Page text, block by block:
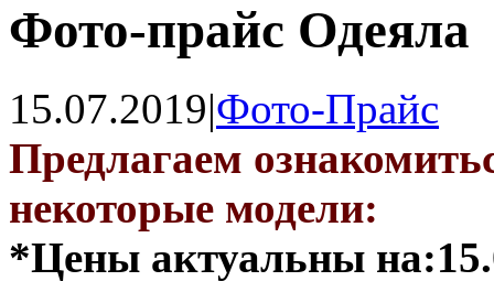
Фото-прайс Одеяла
15.07.2019|Фото-Прайс
Предлагаем
некоторые модели:
*Цены актуальны